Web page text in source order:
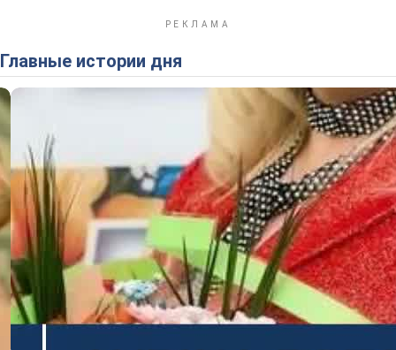
Главные истории дня